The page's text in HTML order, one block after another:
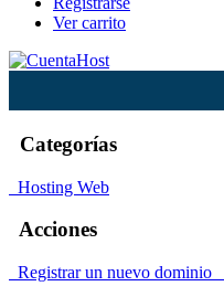
Ver carrito
Categorías
Hosting Web
Acciones
Registrar un nuevo dominio